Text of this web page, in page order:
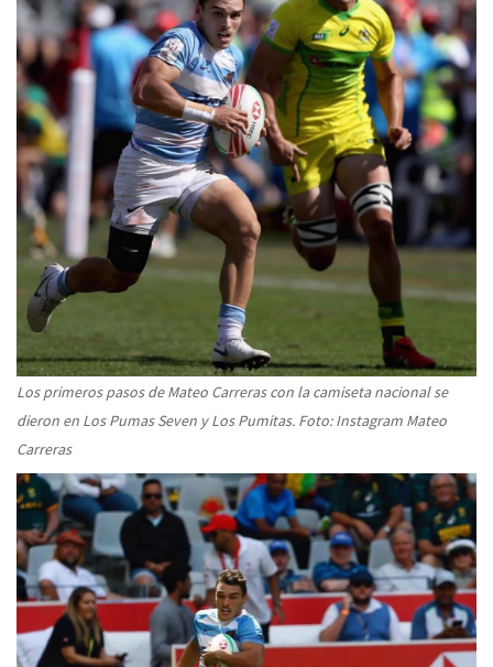
Los primeros pasos de Mateo Carreras con la camiseta nacional se
dieron en Los Pumas Seven y Los Pumitas. Foto: Instagram Mateo
Carreras